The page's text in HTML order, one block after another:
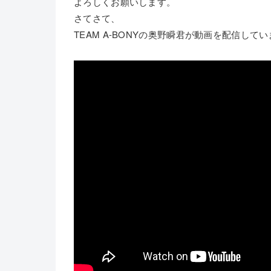
さてさて、
TEAM A-BONYの奥野瞬君が動画を配信してい